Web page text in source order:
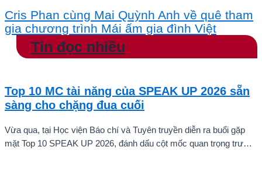
Cris Phan cùng Mai Quỳnh Anh về quê tham
gia chương trình Mái ấm gia đình Việt
Tin đọc nhiều
Top 10 MC tài năng của SPEAK UP 2026 sẵn
sàng cho chặng đua cuối
Vừa qua, tại Học viện Báo chí và Tuyên truyền diễn ra buổi gặp
mặt Top 10 SPEAK UP 2026, đánh dấu cột mốc quan trọng trước